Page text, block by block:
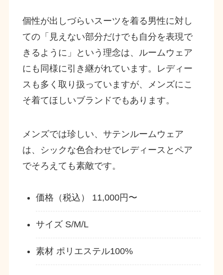
個性が出しづらいスーツを着る男性に対し
ての「見えない部分だけでも自分を表現で
きるように」という理念は、ルームウェア
にも同様に引き継がれています。レディー
スも多く取り扱っていますが、メンズにこ
そ着てほしいブランドでもあります。
メンズでは珍しい、サテンルームウェア
は、シックな色合わせでレディースとペア
でそろえても素敵です。
価格（税込） 11,000円〜
サイズ S/M/L
素材 ポリエステル100%